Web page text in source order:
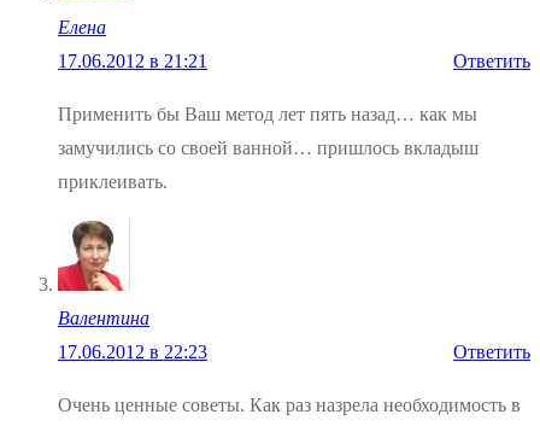
Елена
17.06.2012 в 21:21
Ответить
Применить бы Ваш метод лет пять назад… как мы
замучились со своей ванной… пришлось вкладыш
приклеивать.
Валентина
17.06.2012 в 22:23
Ответить
Очень ценные советы. Как раз назрела необходимость в